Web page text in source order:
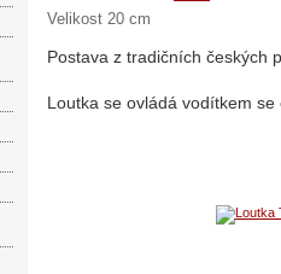
Velikost 20 cm
Postava z tradičních českých
Loutka se ovládá vodítkem se